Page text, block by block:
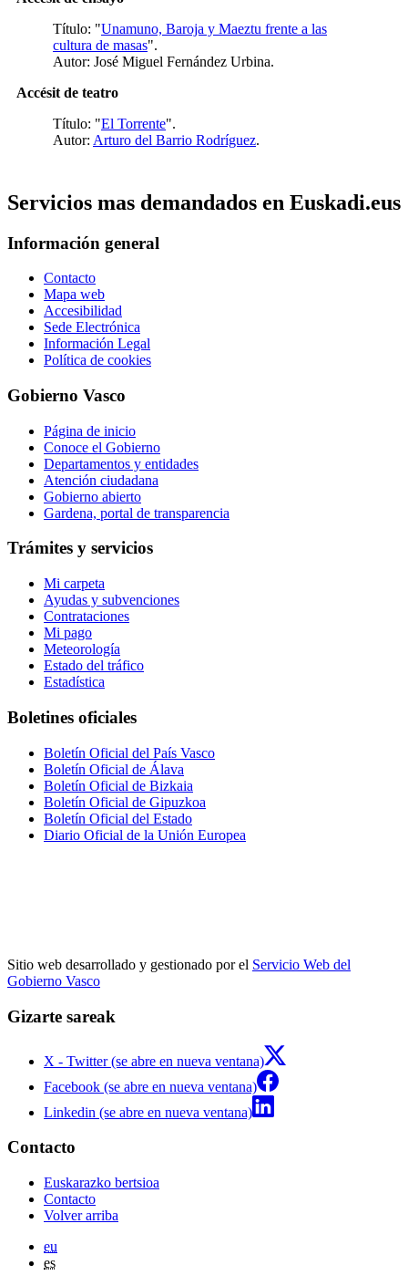
Título: "Unamuno, Baroja y Maeztu frente a las
cultura de masas".
Autor: José Miguel Fernández Urbina.
Accésit de teatro
Título: "El Torrente".
Autor: Arturo del Barrio Rodríguez.
Servicios mas demandados en Euskadi.eus
Información general
Contacto
Mapa web
Accesibilidad
Sede Electrónica
Información Legal
Política de cookies
Gobierno Vasco
Página de inicio
Conoce el Gobierno
Departamentos y entidades
Atención ciudadana
Gobierno abierto
Gardena, portal de transparencia
Trámites y servicios
Mi carpeta
Ayudas y subvenciones
Contrataciones
Mi pago
Meteorología
Estado del tráfico
Estadística
Boletines oficiales
Boletín Oficial del País Vasco
Boletín Oficial de Álava
Boletín Oficial de Bizkaia
Boletín Oficial de Gipuzkoa
Boletín Oficial del Estado
Diario Oficial de la Unión Europea
Sitio web desarrollado y gestionado por el Servicio Web del
Gobierno Vasco
Gizarte sareak
X - Twitter (se abre en nueva ventana)
Facebook (se abre en nueva ventana)
Linkedin (se abre en nueva ventana)
Contacto
Euskarazko bertsioa
Contacto
Volver arriba
eu
es